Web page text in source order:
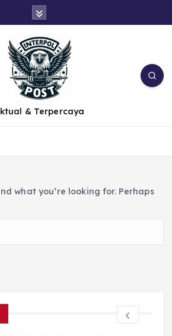
& Terpercaya
what you’re looking for. Perhaps